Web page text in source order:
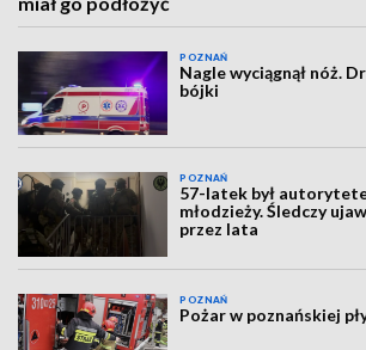
POZNAŃ
Nagle wyciągnął nóż.
bójki
POZNAŃ
57-latek był
młodzieży. Śledczy
przez lata
POZNAŃ
Pożar w poznańskiej